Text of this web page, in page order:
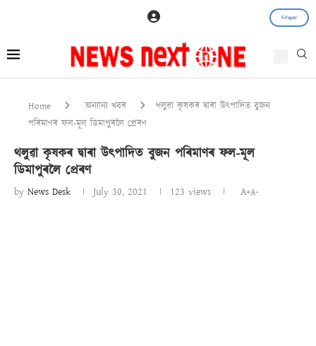
E-Paper
Home অন্যান্য খবৰ
থলুৱা কৃষকৰ দ্বাৰা উৎপাদিত বুজন
পৰিমাণৰ ফল-মূল ডিমাপুৰলৈ প্ৰেৰণ
থলুৱা কৃষকৰ দ্বাৰা উৎপাদিত বুজন পৰিমাণৰ ফল-মূল
ডিমাপুৰলৈ প্ৰেৰণ
by News Desk July 30, 2021 123 views A+A-